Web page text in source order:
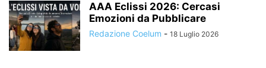
AAA Eclissi 2026: Cercasi
Emozioni da Pubblicare
Redazione Coelum - 18 Luglio 2026